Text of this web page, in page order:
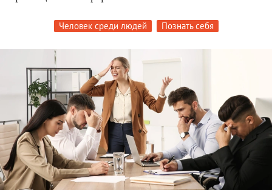
Человек среди людей Познать себя